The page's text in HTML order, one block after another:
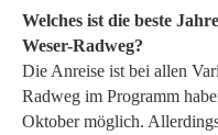
Welches ist die beste
Weser-Radweg?
Die Anreise ist bei allen
Radweg im Programm
Oktober möglich.